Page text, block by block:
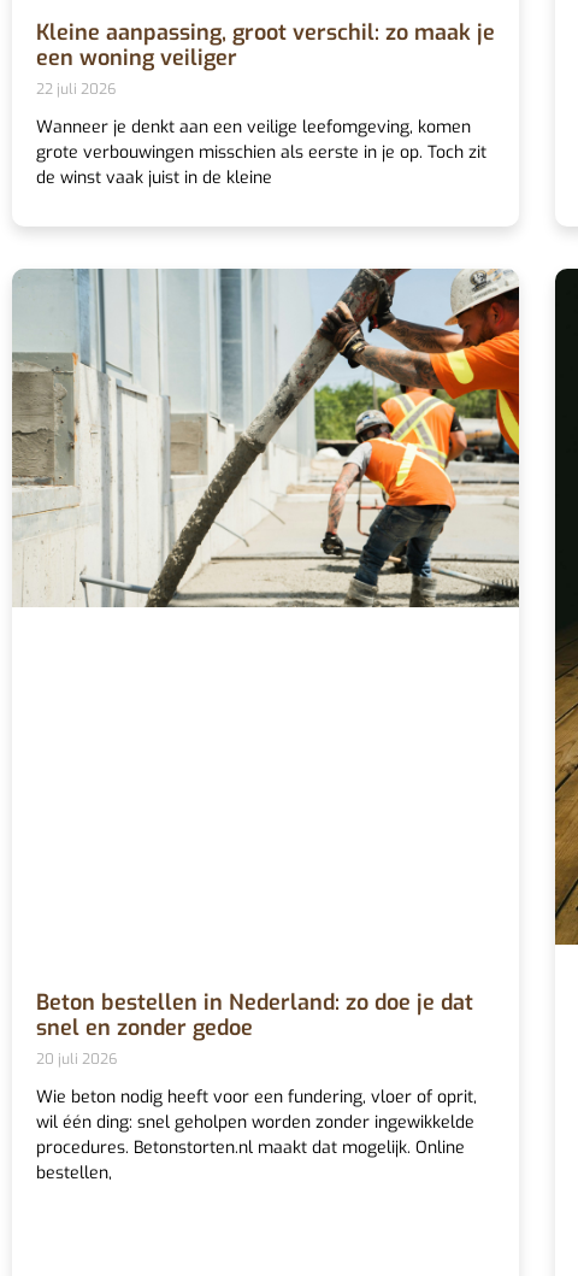
Kleine aanpassing, groot verschil: zo maak je
een woning veiliger
22 juli 2026
Wanneer je denkt aan een veilige leefomgeving, komen
grote verbouwingen misschien als eerste in je op. Toch zit
de winst vaak juist in de kleine
Beton bestellen in Nederland: zo doe je dat
snel en zonder gedoe
20 juli 2026
Wie beton nodig heeft voor een fundering, vloer of oprit,
wil één ding: snel geholpen worden zonder ingewikkelde
procedures. Betonstorten.nl maakt dat mogelijk. Online
bestellen,